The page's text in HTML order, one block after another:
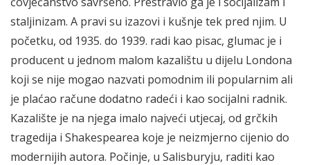
staljinizam. A pravi su izazovi i kušnje tek pred njim. U
početku, od 1935. do 1939. radi kao pisac, glumac je i
producent u jednom malom kazalištu u dijelu Londona
koji se nije mogao nazvati pomodnim ili popularnim ali
je plaćao račune dodatno radeći i kao socijalni radnik.
Kazalište je na njega imalo najveći utjecaj, od grčkih
tragedija i Shakespearea koje je neizmjerno cijenio do
modernijih autora. Počinje, u Salisburyju, raditi kao